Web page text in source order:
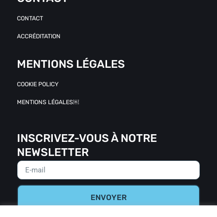
CONTACT
ACCRÉDITATION
MENTIONS LÉGALES
COOKIE POLICY
MENTIONS LÉGALES￼
INSCRIVEZ-VOUS À NOTRE
NEWSLETTER
ENVOYER